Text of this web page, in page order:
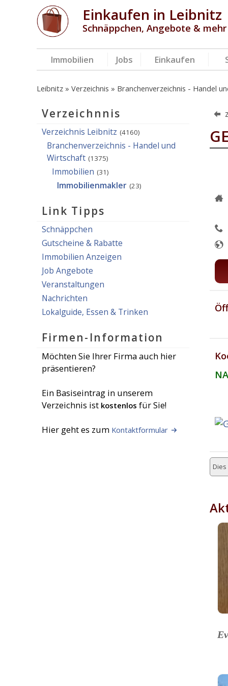
Einkaufen in Leibnitz
Schnäppchen, Angebote & mehr
Immobilien Jobs Einkaufen
Leibnitz Verzeichnis Branchenverzeichnis - Handel
Verzeichnnis
Verzeichnis Leibnitz (4160)
Branchenverzeichnis - Handel und
Wirtschaft (1375)
Immobilien (31)
Immobilienmakler (23)
Link Tipps
Schnäppchen
Gutscheine & Rabatte
Immobilien Anzeigen
Job Angebote
Veranstaltungen
Nachrichten
Lokalguide, Essen & Trinken
Firmen-Information
Möchten Sie Ihrer Firma auch hier
präsentieren?
Ein Basiseintrag in unserem
Verzeichnis ist kostenlos für Sie!
Hier geht es zum Kontaktformular